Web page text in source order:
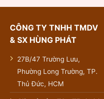
CÔNG TY TNHH TMDV
& SX HÙNG PHÁT
27B/47 Trường Lưu,
Phường Long Trường, TP.
Thủ Đức, HCM